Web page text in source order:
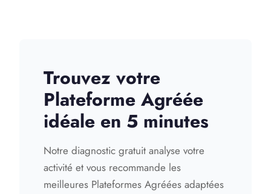
Trouvez votre
Plateforme Agréée
idéale en 5 minutes
Notre diagnostic gratuit analyse votre
activité et vous recommande les
meilleures Plateformes Agréées adaptées